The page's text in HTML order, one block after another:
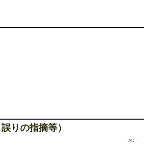
りの指摘等）
- AD -